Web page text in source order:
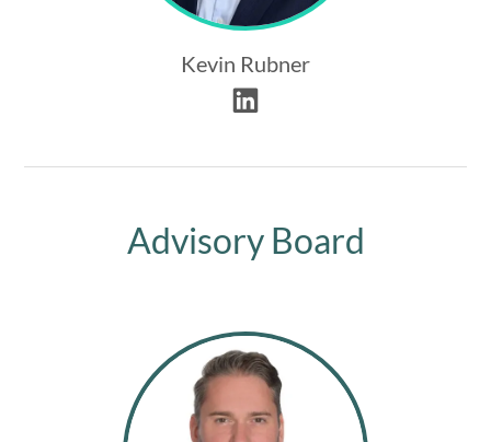
Kevin Rubner
Advisory Board